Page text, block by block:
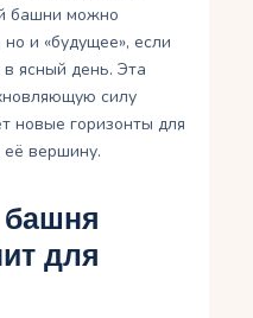
башни можно
и «будущее», если
ясный день. Эта
силу
новые горизонты для
её вершину.
для